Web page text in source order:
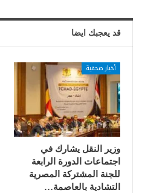
قد يعجبك ايضا
أخبار صحفية
وزير النقل يشارك في
اجتماعات الدورة الرابعة
للجنة المشتركة المصرية
التشادية بالعاصمة…